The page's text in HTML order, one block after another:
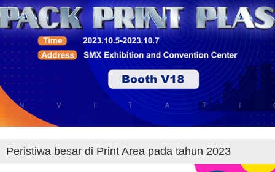
Peristiwa besar di Print Area pada tahun 2023